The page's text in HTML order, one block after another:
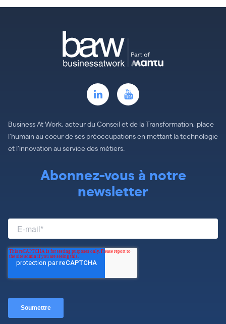
Business At Work, acteur du Conseil et de la Transformation, place
l’humain au coeur de ses préoccupations en mettant la technologie
et l’innovation au service des métiers.
Abonnez-vous à notre
newsletter